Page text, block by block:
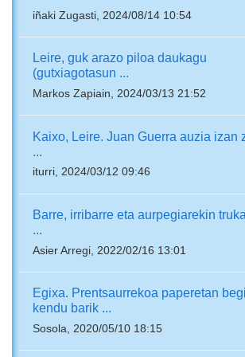
iñaki Zugasti, 2024/08/14 10:54
Leire, guk arazo piloa daukagu
(gutxiagotasun ...
Markos Zapiain, 2024/03/13 21:52
Kaixo, Leire. Juan Guerra auzia izan
iturri, 2024/03/12 09:46
Barre, irribarre eta aurpegiarekin
...
Asier Arregi, 2022/02/16 13:01
Egixa. Prentsaurrekoa paperetan
kendu barik ...
Sosola, 2020/05/10 18:15